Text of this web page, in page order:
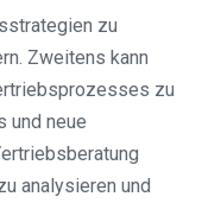
zu
Zweitens kann
zu
und neue
analysieren und